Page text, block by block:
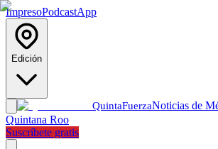
ImpresoPodcastApp
Edición
QuintaFuerzaNoticias de
Quintana Roo
Suscríbete gratis